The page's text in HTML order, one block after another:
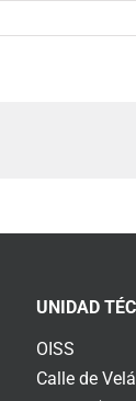
UNIDAD
OISS
Calle de